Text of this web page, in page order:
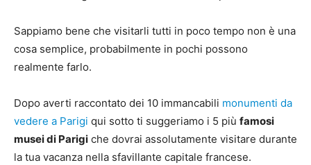
Sappiamo bene che visitarli tutti in poco tempo non è una
cosa semplice, probabilmente in pochi possono
realmente farlo.
Dopo averti raccontato dei 10 immancabili monumenti da
vedere a Parigi qui sotto ti suggeriamo i 5 più famosi
musei di Parigi che dovrai assolutamente visitare durante
la tua vacanza nella sfavillante capitale francese.